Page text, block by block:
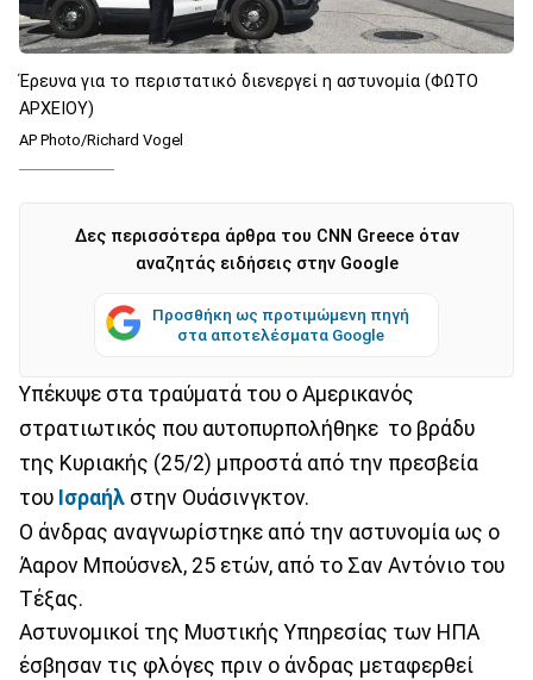
Έρευνα για το περιστατικό διενεργεί η αστυνομία (ΦΩΤΟ
ΑΡΧΕΙΟΥ)
AP Photo/Richard Vogel
Δες περισσότερα άρθρα του CNN Greece όταν
αναζητάς ειδήσεις στην Google
Προσθήκη ως προτιμώμενη πηγή
στα αποτελέσματα Google
Υπέκυψε στα τραύματά του ο Αμερικανός
στρατιωτικός που αυτοπυρπολήθηκε το βράδυ
της Κυριακής (25/2) μπροστά από την πρεσβεία
του Ισραήλ στην Ουάσινγκτον.
Ο άνδρας αναγνωρίστηκε από την αστυνομία ως ο
Άαρον Μπούσνελ, 25 ετών, από το Σαν Αντόνιο του
Τέξας.
Αστυνομικοί της Μυστικής Υπηρεσίας των ΗΠΑ
έσβησαν τις φλόγες πριν ο άνδρας μεταφερθεί